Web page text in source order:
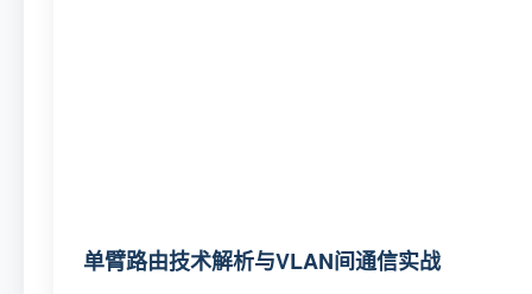
单臂路由技术解析与VLAN间通信实战